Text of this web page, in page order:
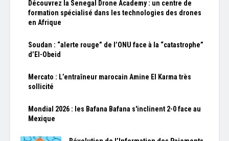
Découvrez la Senegal Drone Academy : un centre de
formation spécialisé dans les technologies des drones
en Afrique
Soudan : “alerte rouge” de l’ONU face à la “catastrophe”
d’El-Obeid
Mercato : L’entraîneur marocain Amine El Karma très
sollicité
Mondial 2026 : les Bafana Bafana s'inclinent 2-0 face au
Mexique